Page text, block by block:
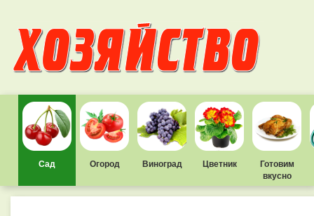
Сад Огород Виноград Цветник
Готовим
вкусно